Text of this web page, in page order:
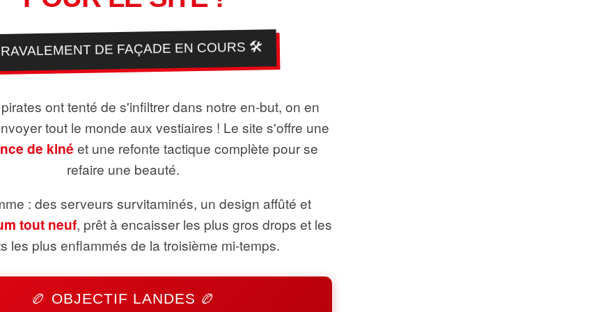
DE FAÇADE EN COURS 🛠️
ont tenté de s'infiltrer dans notre en-but, on en
tout le monde aux vestiaires ! Le site s'offre une
de kiné et une refonte tactique complète pour se
refaire une beauté.
: des serveurs survitaminés, un design affûté et
tout neuf, prêt à encaisser les plus gros drops et les
les plus enflammés de la troisième mi-temps.
🏉 OBJECTIF LANDES 🏉